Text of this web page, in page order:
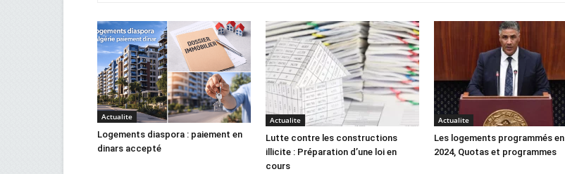
Actualite
Logements diaspora : paiement en
dinars accepté
Actualite
Lutte contre les constructions
illicite : Préparation d’une loi en
cours
Actualite
Les logements programmés en
2024, Quotas et programmes